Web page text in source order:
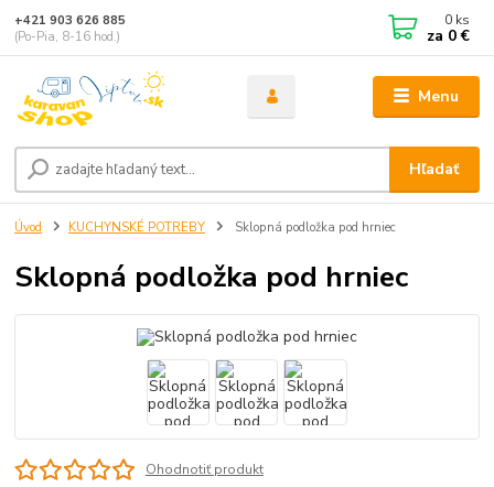
Menu
Hľadať
+421 903 626 885
(Po-Pia, 8-16 hod.)
0 ks
za 0 €
Úvod KUCHYNSKÉ POTREBY Sklopná podložka pod hrniec
Sklopná podložka pod hrniec
Ohodnotiť produkt